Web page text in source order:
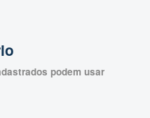
podem usar